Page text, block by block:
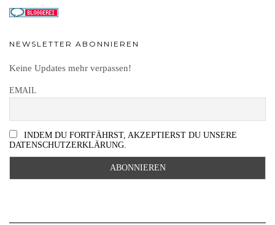
NEWSLETTER ABONNIEREN
Keine Updates mehr verpassen!
EMAIL
INDEM DU FORTFÄHRST, AKZEPTIERST DU UNSERE
DATENSCHUTZERKLÄRUNG.